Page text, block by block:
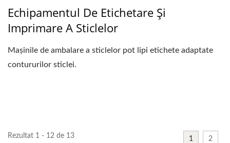
Echipamentul De Etichetare Și
Imprimare A Sticlelor
Mașinile de ambalare a sticlelor pot lipi etichete adaptate
contururilor sticlei.
Rezultat 1 - 12 de 13 1 2